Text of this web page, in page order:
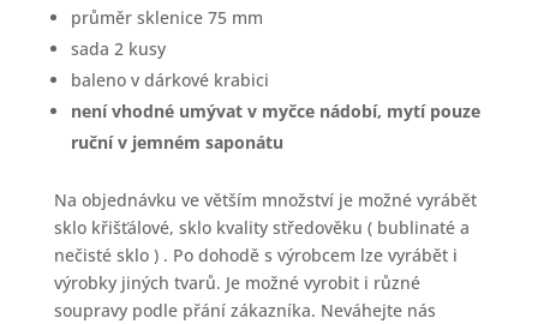
průměr sklenice 75 mm
sada 2 kusy
baleno v dárkové krabici
není vhodné umývat v myčce nádobí, mytí pouze
ruční v jemném saponátu
Na objednávku ve větším množství je možné vyrábět
sklo křišťálové, sklo kvality středověku ( bublinaté a
nečisté sklo ) . Po dohodě s výrobcem lze vyrábět i
výrobky jiných tvarů. Je možné vyrobit i různé
soupravy podle přání zákazníka. Neváhejte nás